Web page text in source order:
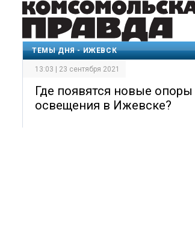
ТЕМЫ ДНЯ - ИЖЕВСК
13:03 | 23 сентября 2021
Где появятся новые опоры
освещения в Ижевске?